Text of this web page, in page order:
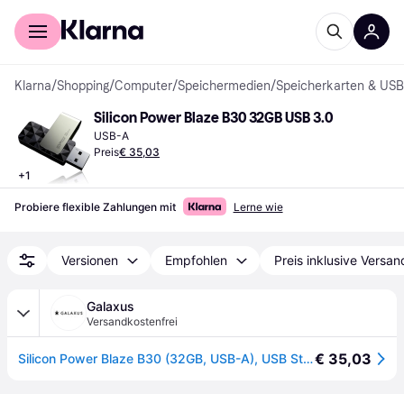
Für Shopper
Klarna/Shopping/Computer/Speichermedien/Speicherkarten &
+1
Silicon Power Blaze B30 32GB USB 3.0
USB-A
Preis€ 35,03
Probiere flexible Zahlungen mit Lerne wie
Versionen Empfohlen Preis inklusive
Galaxus
Versandkostenfrei
Silicon Power Blaze B30 (32GB, USB-A), USB Stick, Schwarz, Grau€ 35,03